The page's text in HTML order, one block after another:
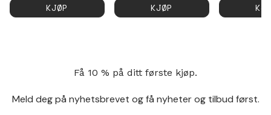
KJØP
KJØP
Få 10 % på ditt første kjøp.
Meld deg på nyhetsbrevet og få nyheter og tilbud først.